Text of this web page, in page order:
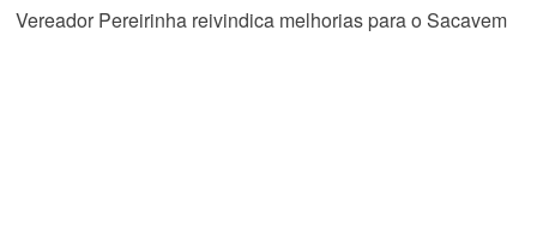
Vereador Pereirinha reivindica melhorias para o Sacavem